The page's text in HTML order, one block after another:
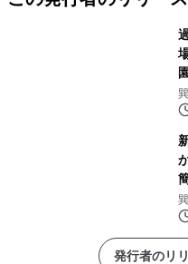
発行者のリ